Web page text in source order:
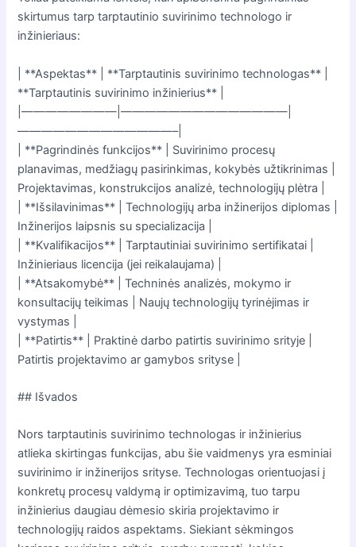
skirtumus tarp tarptautinio suvirinimo technologo ir
inžinieriaus:
| **Aspektas** | **Tarptautinis suvirinimo technologas** |
**Tarptautinis suvirinimo inžinierius** |
|————————|——————————————|
—————————————–|
| **Pagrindinės funkcijos** | Suvirinimo procesų
planavimas, medžiagų pasirinkimas, kokybės užtikrinimas |
Projektavimas, konstrukcijos analizė, technologijų plėtra |
| **Išsilavinimas** | Technologijų arba inžinerijos diplomas |
Inžinerijos laipsnis su specializacija |
| **Kvalifikacijos** | Tarptautiniai suvirinimo sertifikatai |
Inžinieriaus licencija (jei reikalaujama) |
| **Atsakomybė** | Techninės analizės, mokymo ir
konsultacijų teikimas | Naujų technologijų tyrinėjimas ir
vystymas |
| **Patirtis** | Praktinė darbo patirtis suvirinimo srityje |
Patirtis projektavimo ar gamybos srityse |
## Išvados
Nors tarptautinis suvirinimo technologas ir inžinierius
atlieka skirtingas funkcijas, abu šie vaidmenys yra esminiai
suvirinimo ir inžinerijos srityse. Technologas orientuojasi į
konkretų procesų valdymą ir optimizavimą, tuo tarpu
inžinierius daugiau dėmesio skiria projektavimo ir
technologijų raidos aspektams. Siekiant sėkmingos